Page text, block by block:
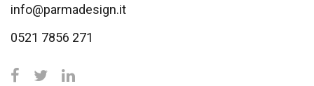
info@parmadesign.it
0521 7856 271